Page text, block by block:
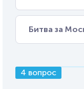
Битва за
4 вопрос